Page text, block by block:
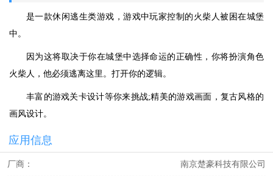
是一款休闲逃生类游戏，游戏中玩家控制的火柴人被困在城堡
中。
因为这将取决于你在城堡中选择命运的正确性，你将扮演角色
火柴人，他必须逃离这里。打开你的逻辑。
丰富的游戏关卡设计等你来挑战;精美的游戏画面，复古风格的
画风设计。
应用信息
厂商： 南京楚豪科技有限公司